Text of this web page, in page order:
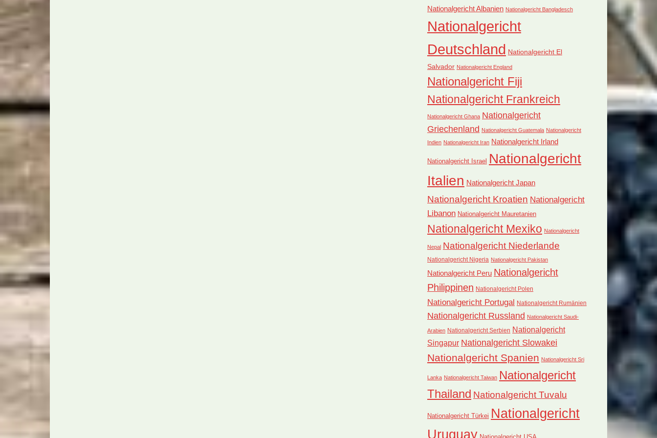
Nationalgericht Albanien Nationalgericht Bangladesch
Nationalgericht
Deutschland Nationalgericht El
Salvador Nationalgericht England
Nationalgericht Fiji
Nationalgericht Frankreich
Nationalgericht Ghana Nationalgericht
Griechenland Nationalgericht Guatemala Nationalgericht
Indien Nationalgericht Iran Nationalgericht Irland
Nationalgericht Israel Nationalgericht
Italien Nationalgericht Japan
Nationalgericht Kroatien Nationalgericht
Libanon Nationalgericht Mauretanien
Nationalgericht Mexiko Nationalgericht
Nepal Nationalgericht Niederlande
Nationalgericht Nigeria Nationalgericht Pakistan
Nationalgericht Peru Nationalgericht
Philippinen Nationalgericht Polen
Nationalgericht Portugal Nationalgericht Rumänien
Nationalgericht Russland Nationalgericht Saudi-
Arabien Nationalgericht Serbien Nationalgericht
Singapur Nationalgericht Slowakei
Nationalgericht Spanien Nationalgericht Sri
Lanka Nationalgericht Taiwan Nationalgericht
Thailand Nationalgericht Tuvalu
Nationalgericht Türkei Nationalgericht
Uruguay